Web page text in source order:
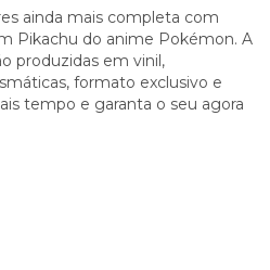
ainda mais completa com
Pikachu do anime Pokémon. A
produzidas em vinil,
formato exclusivo e
tempo e garanta o seu agora